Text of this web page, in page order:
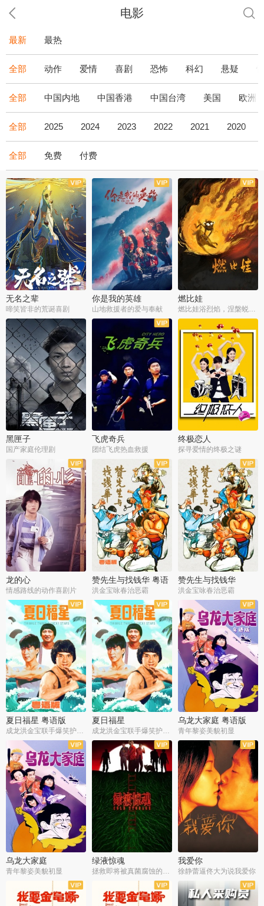
电影
最新 最热
全部 动作 爱情 喜剧 恐怖 科幻 悬疑
全部 中国内地 中国香港 中国台湾 美国 欧洲
全部 2025 2024 2023 2022 2021 2020
全部 免费 付费
无名之辈
啼笑皆非的荒诞喜剧
你是我的英雄
山地救援者的爱与奉献
燃比娃
燃比娃浴烈焰，涅槃蜕变成人
黑匣子
国产家庭伦理剧
飞虎奇兵
团结飞虎热血救援
终极恋人
探寻爱情的终极之谜
龙的心
情感路线的动作喜剧片
赞先生与找钱华 粤语
版
洪金宝咏春治恶霸
赞先生与找钱华
洪金宝咏春治恶霸
夏日福星 粤语版
成龙洪金宝联手爆笑护美女
夏日福星
成龙洪金宝联手爆笑护美女
乌龙大家庭 粤语版
青年黎姿美貌初显
乌龙大家庭
青年黎姿美貌初显
绿液惊魂
拯救即将被真菌腐蚀的世界
我爱你
徐静蕾逼佟大为说我爱你